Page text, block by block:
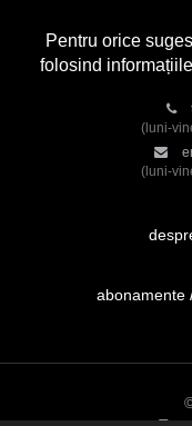
Pentru orice
folosind
(luni-
(luni-
abonamente